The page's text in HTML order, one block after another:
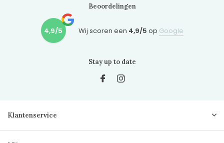
Beoordelingen
4,9/5 Wij scoren een 4,9/5 op Google
Stay up to date
Klantenservice